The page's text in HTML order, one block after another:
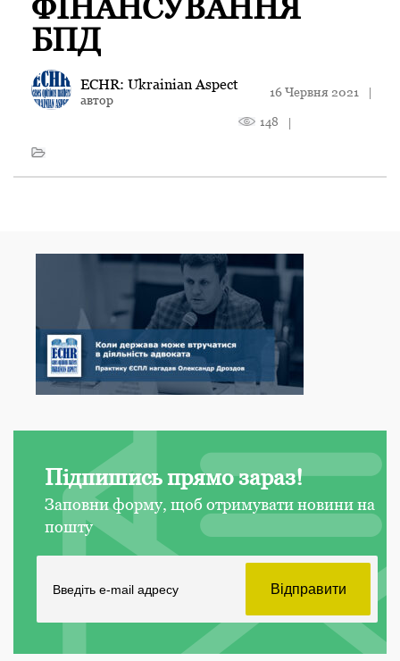
ФІНАНСУВАННЯ
БПД
ECHR: Ukrainian Aspect
автор
16 Червня 2021 |
148 |
Підпишись прямо зараз!
Заповни форму, щоб отримувати новини на
пошту